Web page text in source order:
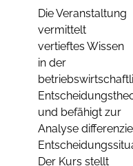
Die Veranstaltung
vermittelt
vertieftes Wissen
in der
und befähigt zur
Analyse
Der Kurs stellt